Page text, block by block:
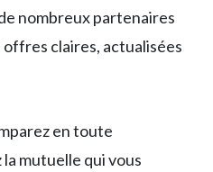
nombreux partenaires
claires, actualisées
en toute
mutuelle qui vous